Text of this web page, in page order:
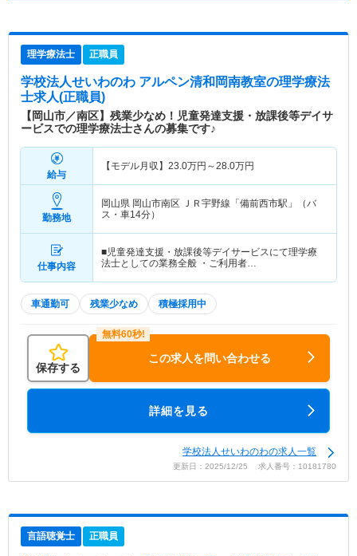
理学療法士 正職員
学校法人せいわのわ アルペン清和岡南教室の理学療法
士求人(正職員)
【岡山市／南区】残業少なめ！児童発達支援・放課後等デイサ
ービスでの理学療法士さんの募集です♪
給与
【モデル月収】 23.0万円～28.0万円
勤務地
岡山県 岡山市南区 ＪＲ宇野線「備前西市駅」（バ
ス・車14分）
仕事内容
■児童発達支援・放課後等デイサービスにて理学療
法士としての業務全般 ・ご利用者…
車通勤可 残業少なめ 積極採用中
保存する
この求人を問い合わせる
詳細を見る
学校法人せいわのわの求人一覧
更新日：2025/12/25 求人番号：10181780
言語聴覚士 正職員